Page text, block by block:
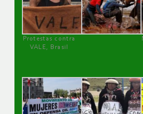
Protestas contra
VALE, Brasil